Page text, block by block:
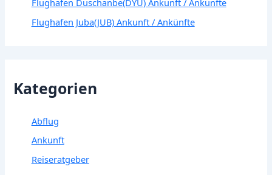
Flughafen Juba(JUB) Ankunft / Ankünfte
Kategorien
Abflug
Ankunft
Reiseratgeber